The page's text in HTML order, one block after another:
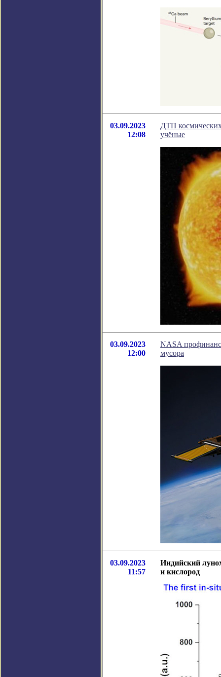
03.09.2023
12:08
ДТП
учёные
03.09.2023
12:00
NASA
мусора
03.09.2023
11:57
Индийский
и кислород